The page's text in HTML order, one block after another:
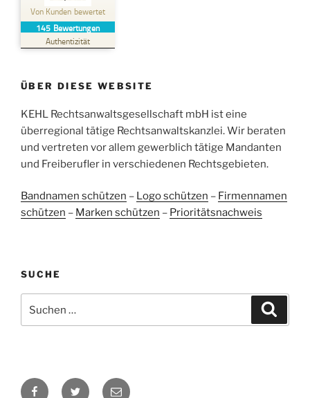
Von Kunden bewertet
145 Bewertungen
Authentizität
SEHR GUT
Bewertungen auf
ProvenExpert.com
Bewertungen von
2
anderen Quellen
Blick aufs ProvenExpert-Profil werfen
ÜBER DIESE WEBSITE
KEHL Rechtsanwaltsgesellschaft mbH ist eine
überregional tätige Rechtsanwaltskanzlei. Wir beraten
und vertreten vor allem gewerblich tätige Mandanten
und Freiberufler in verschiedenen Rechtsgebieten.
Bandnamen schützen – Logo schützen – Firmennamen
schützen – Marken schützen – Prioritätsnachweis
SUCHE
nach:
FacebookTwitter E-